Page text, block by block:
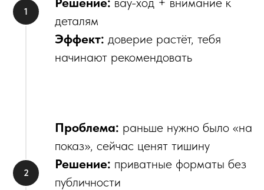
деталям
Эффект: доверие растёт, тебя
начинают рекомендовать
Проблема: раньше нужно было «на
показ», сейчас ценят тишину
Решение: приватные форматы без
публичности